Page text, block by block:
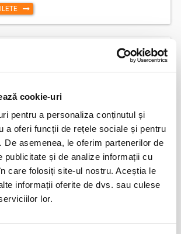
cookie-uri
pentru a personaliza conținutul și
a oferi funcții de rețele sociale și pentru
De asemenea, le oferim partenerilor de
publicitate și de analize informații cu
care folosiți site-ul nostru. Aceștia le
informații oferite de dvs. sau culese
lor.
08
aug
VIRTUOSI - MARILE CONCERTE
PIAN II
12
aug